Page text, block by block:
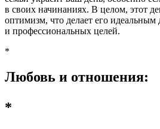
в своих начинаниях. В целом, этот
оптимизм, что делает его
и профессиональных целей.
*
Любовь и отношения:
*